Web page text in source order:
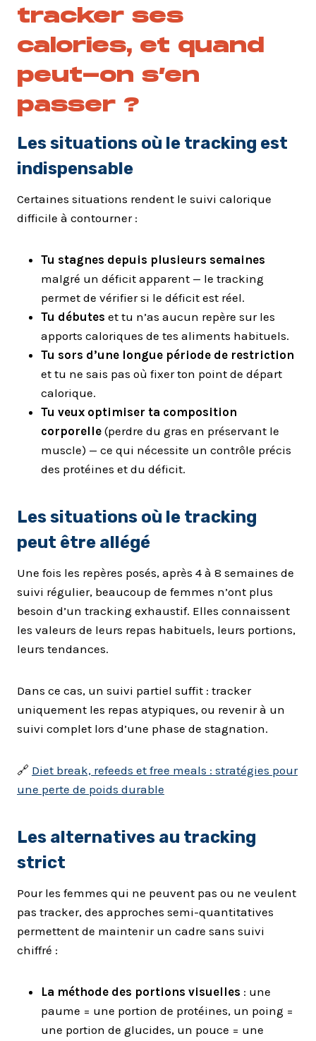
tracker ses
calories, et quand
peut-on s’en
passer ?
Les situations où le tracking est
indispensable
Certaines situations rendent le suivi calorique
difficile à contourner :
Tu stagnes depuis plusieurs semaines
malgré un déficit apparent — le tracking
permet de vérifier si le déficit est réel.
Tu débutes et tu n’as aucun repère sur les
apports caloriques de tes aliments habituels.
Tu sors d’une longue période de restriction
et tu ne sais pas où fixer ton point de départ
calorique.
Tu veux optimiser ta composition
corporelle (perdre du gras en préservant le
muscle) — ce qui nécessite un contrôle précis
des protéines et du déficit.
Les situations où le tracking
peut être allégé
Une fois les repères posés, après 4 à 8 semaines de
suivi régulier, beaucoup de femmes n’ont plus
besoin d’un tracking exhaustif. Elles connaissent
les valeurs de leurs repas habituels, leurs portions,
leurs tendances.
Dans ce cas, un suivi partiel suffit : tracker
uniquement les repas atypiques, ou revenir à un
suivi complet lors d’une phase de stagnation.
🔗 Diet break, refeeds et free meals : stratégies pour
une perte de poids durable
Les alternatives au tracking
strict
Pour les femmes qui ne peuvent pas ou ne veulent
pas tracker, des approches semi-quantitatives
permettent de maintenir un cadre sans suivi
chiffré :
La méthode des portions visuelles : une
paume = une portion de protéines, un poing =
une portion de glucides, un pouce = une